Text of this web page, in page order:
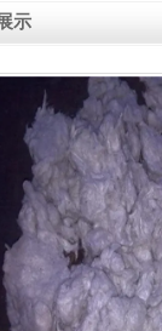
示